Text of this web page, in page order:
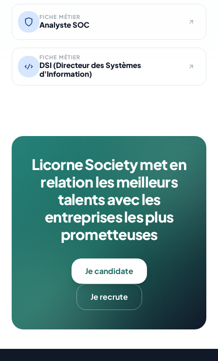
FICHE MÉTIER
Analyste SOC
FICHE MÉTIER
DSI (Directeur des Systèmes
d'Information)
Licorne Society met en
relation les meilleurs
talents avec les
entreprises les plus
prometteuses
Je candidate
Je recrute